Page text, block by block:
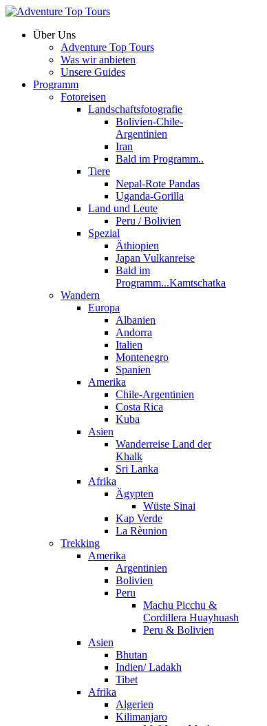
Über Uns
Adventure Top Tours
Was wir anbieten
Unsere Guides
Programm
Fotoreisen
Landschaftsfotografie
Bolivien-Chile-
Argentinien
Iran
Bald im Programm..
Tiere
Nepal-Rote Pandas
Uganda-Gorilla
Land und Leute
Peru / Bolivien
Spezial
Äthiopien
Japan Vulkanreise
Bald im
Programm...Kamtschatka
Wandern
Europa
Albanien
Andorra
Italien
Montenegro
Spanien
Amerika
Chile-Argentinien
Costa Rica
Kuba
Asien
Wanderreise Land der
Khalk
Sri Lanka
Afrika
Ägypten
Wüste Sinai
Kap Verde
La Rèunion
Trekking
Amerika
Argentinien
Bolivien
Peru
Machu Picchu &
Cordillera Huayhuash
Peru & Bolivien
Asien
Bhutan
Indien/ Ladakh
Tibet
Afrika
Algerien
Kilimanjaro